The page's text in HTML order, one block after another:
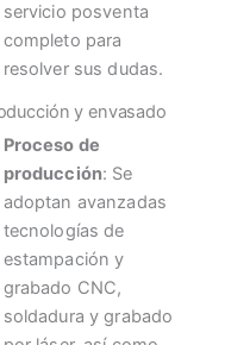
servicio posventa
completo para
resolver sus dudas.
y envasado
Proceso de
producción: Se
adoptan avanzadas
tecnologías de
estampación y
grabado CNC,
soldadura y grabado